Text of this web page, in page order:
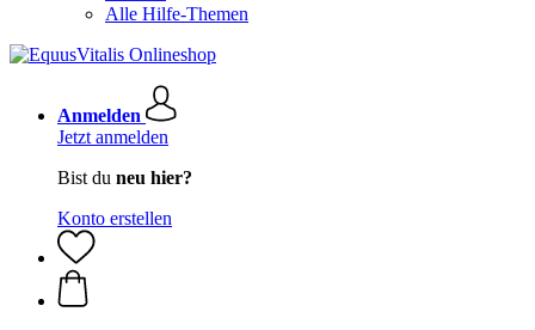
Alle Hilfe-Themen
Anmelden
Jetzt anmelden
Bist du neu hier?
Konto erstellen